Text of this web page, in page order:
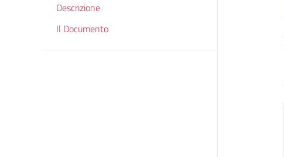
Descrizione
Il Documento